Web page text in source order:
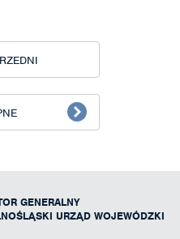
GENERALNY
URZĄD WOJEWÓDZKI